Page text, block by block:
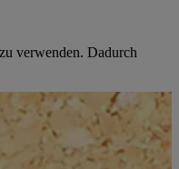
verwenden. Dadurch